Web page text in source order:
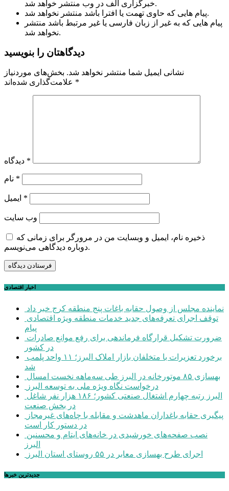
خبرگزاری الف در وب منتشر خواهد شد.
پیام هایی که حاوی تهمت یا افترا باشد منتشر نخواهد شد.
پیام هایی که به غیر از زبان فارسی یا غیر مرتبط باشد منتشر
نخواهد شد.
دیدگاهتان را بنویسید
نشانی ایمیل شما منتشر نخواهد شد. بخش‌های موردنیاز
*
*
*
*
وب‌ سایت
ذخیره نام، ایمیل و وبسایت من در مرورگر برای زمانی که
دوباره دیدگاهی می‌نویسم.
اخبار اقتصادی
نماینده مجلس از وصول حقابه باغات پنج منطقه کرج خبر داد
پیام
در کشور
شد
بهسازی ۸۵ موتورخانه در البرز طی سه‌ماهه نخست امسال
درخواست نگاه ویژه ملی به توسعه البرز
در بخش صنعت
در دستور کار است
البرز
اجرای طرح بهسازی معابر در ۵۵ روستای استان البرز
جديدترين خبرها